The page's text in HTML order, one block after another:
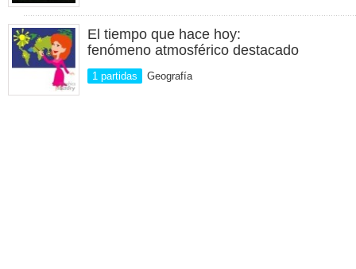
El tiempo que hace hoy:
fenómeno atmosférico destacado
1 partidas Geografía